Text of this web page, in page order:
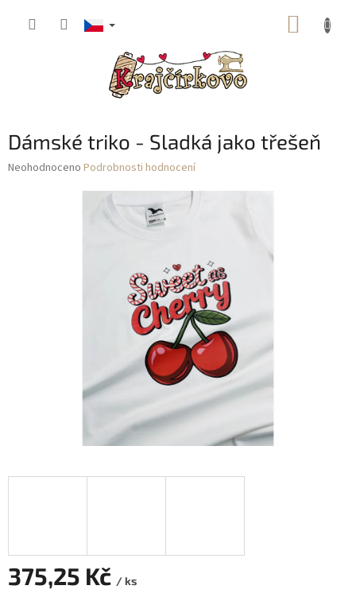
Dámské triko - Sladká jako třešeň
Průměrné
Neohodnoceno Podrobnosti hodnocení
375,25 Kč / ks